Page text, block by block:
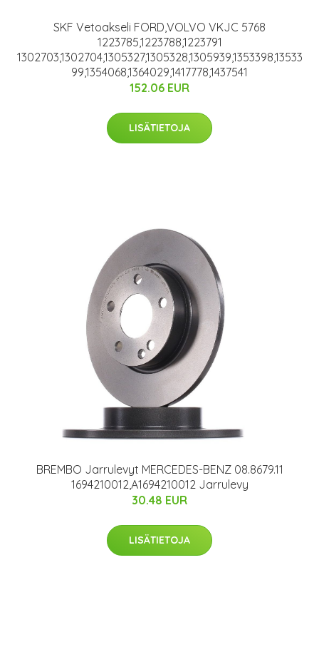
SKF Vetoakseli FORD,VOLVO VKJC 5768
1223785,1223788,1223791
1302703,1302704,1305327,1305328,1305939,1353398,13533
99,1354068,1364029,1417778,1437541
152.06 EUR
LISÄTIETOJA
BREMBO Jarrulevyt MERCEDES-BENZ 08.8679.11
1694210012,A1694210012 Jarrulevy
30.48 EUR
LISÄTIETOJA